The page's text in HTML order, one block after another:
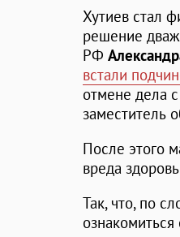
Хутиев стал
решение
РФ
встали
отмене дела
заместитель
После этого
вреда
Так, что, по